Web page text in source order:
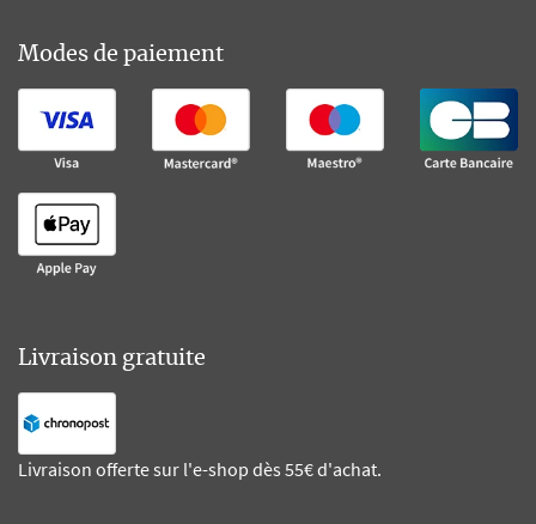
Modes de paiement
Livraison gratuite
Livraison offerte sur l'e-shop dès 55€ d'achat.